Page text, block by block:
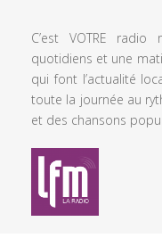
C’est VOTRE radio
quotidiens et une
qui font l’actualité
toute la journée au
et des chansons